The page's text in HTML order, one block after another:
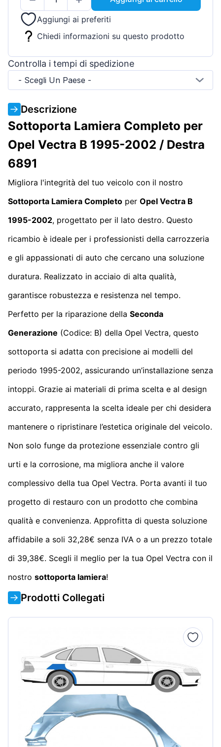
Aggiungi ai preferiti
Chiedi informazioni su questo prodotto
Controlla i tempi di spedizione
- Scegli Un Paese -
Descrizione
Sottoporta Lamiera Completo per
Opel Vectra B 1995-2002 / Destra
6891
Migliora l'integrità del tuo veicolo con il nostro
Sottoporta Lamiera Completo per Opel Vectra B
1995-2002, progettato per il lato destro. Questo
ricambio è ideale per i professionisti della carrozzeria
e gli appassionati di auto che cercano una soluzione
duratura. Realizzato in acciaio di alta qualità,
garantisce robustezza e resistenza nel tempo.
Perfetto per la riparazione della Seconda
Generazione (Codice: B) della Opel Vectra, questo
sottoporta si adatta con precisione ai modelli del
periodo 1995-2002, assicurando un’installazione senza
intoppi. Grazie ai materiali di prima scelta e al design
accurato, rappresenta la scelta ideale per chi desidera
mantenere o ripristinare l’estetica originale del veicolo.
Non solo funge da protezione essenziale contro gli
urti e la corrosione, ma migliora anche il valore
complessivo della tua Opel Vectra. Porta avanti il tuo
progetto di restauro con un prodotto che combina
qualità e convenienza. Approfitta di questa soluzione
affidabile a soli 32,28€ senza IVA o a un prezzo totale
di 39,38€. Scegli il meglio per la tua Opel Vectra con il
nostro sottoporta lamiera!
Prodotti Collegati